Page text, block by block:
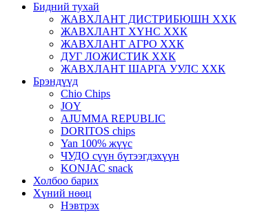
Бидний тухай
ЖАВХЛАНТ ДИСТРИБЮШН ХХК
ЖАВХЛАНТ ХҮНС ХХК
ЖАВХЛАНТ АГРО ХХК
ДУГ ЛОЖИСТИК ХХК
ЖАВХЛАНТ ШАРГА УУЛС ХХК
Брэндүүд
Chio Chips
JOY
AJUMMA REPUBLIC
DORITOS chips
Yan 100% жүүс
ЧУДО сүүн бүтээгдэхүүн
KONJAC snack
Холбоо барих
Хүний нөөц
Нэвтрэх